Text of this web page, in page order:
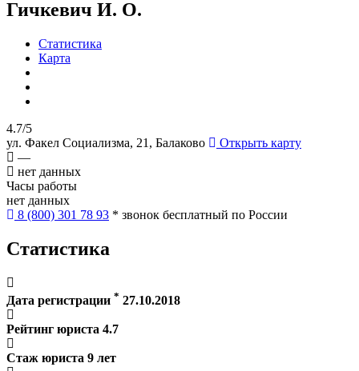
Гичкевич И. О.
Статистика
Карта
4.7/5
ул. Факел Социализма, 21, Балаково
Открыть карту
—
нет данных
Часы работы
нет данных
8 (800) 301 78 93 * звонок бесплатный по России
Статистика
Дата регистрации * 27.10.2018
Рейтинг юриста 4.7
Стаж юриста 9 лет